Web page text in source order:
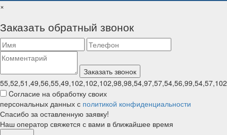
×
Заказать обратный звонок
Cогласие на обработку своих
персональных данных с политикой конфиденциальности
Спасибо за оставленную заявку!
Наш оператор свяжется с вами в ближайшее время